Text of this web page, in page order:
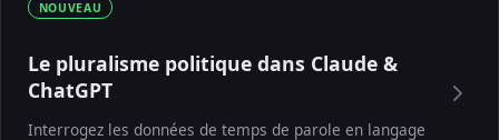
NOUVEAU
Le pluralisme politique dans Claude &
ChatGPT
Interrogez les données de temps de parole en langage